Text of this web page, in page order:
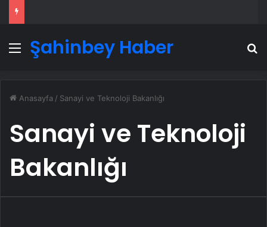
Menü
Şahinbey Haber
Anasayfa / Sanayi ve Teknoloji Bakanlığı
Sanayi ve Teknoloji
Bakanlığı